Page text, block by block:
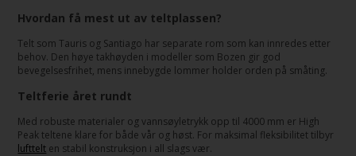
Hvordan få mest ut av teltplassen?
Telt som Tauris og Santiago har separate rom som kan innredes etter
behov. Den høye takhøyden i modeller som Bozen gir god
bevegelsesfrihet, mens innebygde lommer holder orden på småting.
Teltferie året rundt
Med robuste materialer og vannsøyletrykk opp til 4000 mm er High
Peak teltene klare for både vår og høst. For maksimal fleksibilitet tilbyr
lufttelt en stabil konstruksjon i all slags vær.